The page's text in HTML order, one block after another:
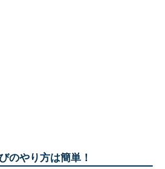
のやり方は簡単！